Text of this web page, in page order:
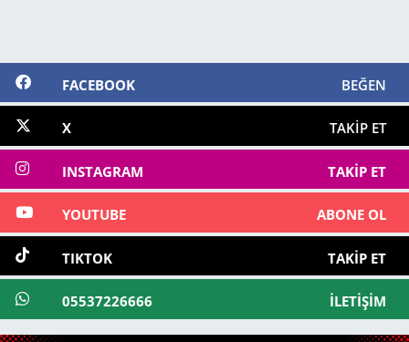
FACEBOOK BEĞEN
X TAKIP ET
INSTAGRAM TAKIP ET
YOUTUBE ABONE OL
TIKTOK TAKIP ET
05537226666 İLETIŞIM